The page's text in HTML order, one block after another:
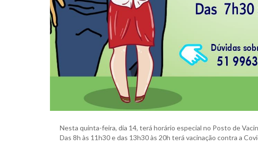
Nesta quinta-feira, dia 14, terá horário especial no Posto de
Das 8h às 11h30 e das 13h30 às 20h terá vacinação contra a